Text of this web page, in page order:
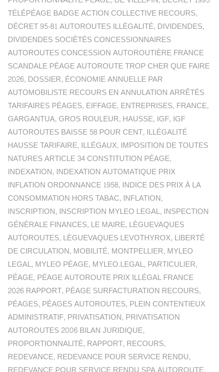
TÉLÉPÉAGE BADGE ACTION COLLECTIVE RECOURS,
DÉCRET 95-81 AUTOROUTES ILLÉGALITÉ, DIVIDENDES,
DIVIDENDES SOCIÉTÉS CONCESSIONNAIRES
AUTOROUTES CONCESSION AUTOROUTIÈRE FRANCE
SCANDALE PÉAGE AUTOROUTE TROP CHER QUE FAIRE
2026, DOSSIER, ÉCONOMIE ANNUELLE PAR
AUTOMOBILISTE RECOURS EN ANNULATION ARRÊTÉS
TARIFAIRES PÉAGES, EIFFAGE, ENTREPRISES, FRANCE,
GARGANTUA, GROS ROULEUR, HAUSSE, IGF, IGF
AUTOROUTES BAISSE 58 POUR CENT, ILLÉGALITÉ
HAUSSE TARIFAIRE, ILLÉGAUX, IMPOSITION DE TOUTES
NATURES ARTICLE 34 CONSTITUTION PÉAGE,
INDEXATION, INDEXATION AUTOMATIQUE PRIX
INFLATION ORDONNANCE 1958, INDICE DES PRIX À LA
CONSOMMATION HORS TABAC, INFLATION,
INSCRIPTION, INSCRIPTION MYLEO LEGAL, INSPECTION
GÉNÉRALE FINANCES, LE MAIRE, LÈGUEVAQUES
AUTOROUTES, LÈGUEVAQUES LEVOTHYROX, LIBERTÉ
DE CIRCULATION, MOBILITÉ, MONTPELLIER, MYLEO
LEGAL, MYLEO PÉAGE, MYLEO.LEGAL, PARTICULIER,
PÉAGE, PÉAGE AUTOROUTE PRIX ILLÉGAL FRANCE
2026 RAPPORT, PÉAGE SURFACTURATION RECOURS,
PÉAGES, PÉAGES AUTOROUTES, PLEIN CONTENTIEUX
ADMINISTRATIF, PRIVATISATION, PRIVATISATION
AUTOROUTES 2006 BILAN JURIDIQUE,
PROPORTIONNALITÉ, RAPPORT, RECOURS,
REDEVANCE, REDEVANCE POUR SERVICE RENDU,